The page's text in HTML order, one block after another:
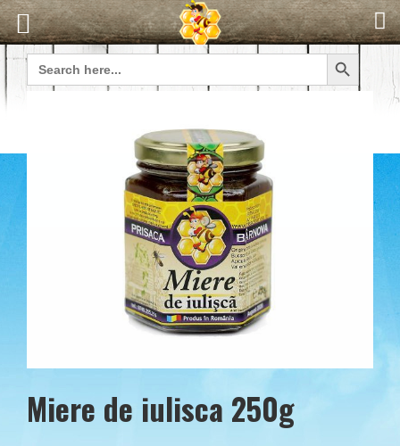
Search
for:
Search Button
Miere de iulisca 250g